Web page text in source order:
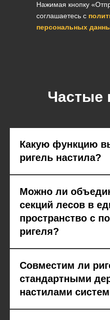
Нажимая кнопку
соглашаетесь с
персональных
Частые
Какую функцию
ригель настила?
Можно ли
секций лесов в
пространство с
ригеля?
Совместим ли
стандартными
настилами